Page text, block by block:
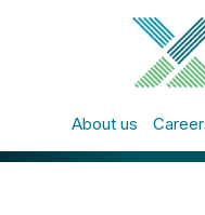
About us